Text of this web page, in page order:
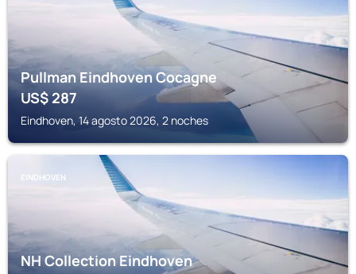
Pullman Eindhoven Cocagne
US$287
Eindhoven, 14 agosto 2026, 2 noches
EINDHOVEN
NH Collection Eindhoven